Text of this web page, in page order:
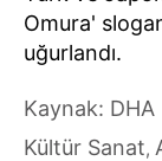
Omura'
uğurlandı.
Kaynak: DHA
Kültür Sanat,